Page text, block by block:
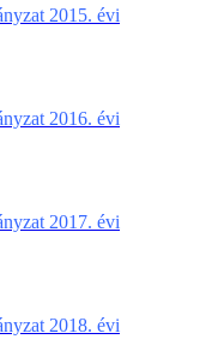
2015. évi
2016. évi
2017. évi
2018. évi